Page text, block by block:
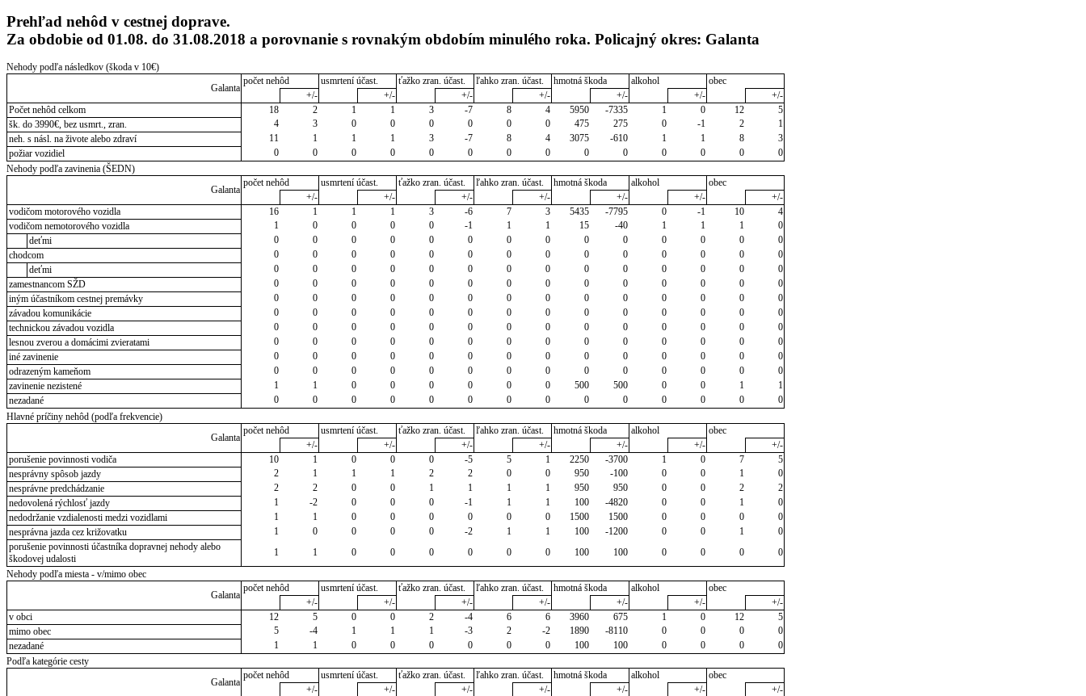
Prehľad nehôd v cestnej doprave.
Za obdobie od 01.08. do 31.08.2018 a porovnanie s rovnakým obdobím minulého roka. Policajný okres: Galanta
Nehody podľa následkov (škoda v 10€)
Galanta
počet nehôd usmrtení účast. ťažko zran. účast. ľahko zran. účast. hmotná škoda alkohol
obec
+/-
+/- +/- +/- +/- +/-
+/-
Počet nehôd celkom
18 2 1 1 3 -7 8 4 5950 -7335 1 0 12
5
šk. do 3990€, bez usmrt., zran.
4 3 0 0 0 0 0 0 475 275 0 -1 2
1
neh. s násl. na živote alebo zdraví
11 1 1 1 3 -7 8 4 3075 -610 1 1 8
3
požiar vozidiel
0 0 0 0 0 0 0 0 0 0 0 0 0
0
Nehody podľa zavinenia (ŠEDN)
Galanta
počet nehôd usmrtení účast. ťažko zran. účast. ľahko zran. účast. hmotná škoda alkohol
obec
+/-
+/- +/- +/- +/- +/-
+/-
vodičom motorového vozidla
16 1 1 1 3 -6 7 3 5435 -7795 0 -1 10
4
vodičom nemotorového vozidla
1 0 0 0 0 -1 1 1 15 -40 1 1 1
0
deťmi
0 0 0 0 0 0 0 0 0 0 0 0 0
0
chodcom
0 0 0 0 0 0 0 0 0 0 0 0 0
0
deťmi
0 0 0 0 0 0 0 0 0 0 0 0 0
0
zamestnancom SŽD
0 0 0 0 0 0 0 0 0 0 0 0 0
0
iným účastníkom cestnej premávky
0 0 0 0 0 0 0 0 0 0 0 0 0
0
závadou komunikácie
0 0 0 0 0 0 0 0 0 0 0 0 0
0
technickou závadou vozidla
0 0 0 0 0 0 0 0 0 0 0 0 0
0
lesnou zverou a domácimi zvieratami
0 0 0 0 0 0 0 0 0 0 0 0 0
0
iné zavinenie
0 0 0 0 0 0 0 0 0 0 0 0 0
0
odrazeným kameňom
0 0 0 0 0 0 0 0 0 0 0 0 0
0
zavinenie nezistené
1 1 0 0 0 0 0 0 500 500 0 0 1
1
nezadané
0 0 0 0 0 0 0 0 0 0 0 0 0
0
Hlavné príčiny nehôd (podľa frekvencie)
Galanta
počet nehôd usmrtení účast. ťažko zran. účast. ľahko zran. účast. hmotná škoda alkohol
obec
+/-
+/- +/- +/- +/- +/-
+/-
porušenie povinnosti vodiča
10 1 0 0 0 -5 5 1 2250 -3700 1 0 7
5
nesprávny spôsob jazdy
2 1 1 1 2 2 0 0 950 -100 0 0 1
0
nesprávne predchádzanie
2 2 0 0 1 1 1 1 950 950 0 0 2
2
nedovolená rýchlosť jazdy
1 -2 0 0 0 -1 1 1 100 -4820 0 0 1
0
nedodržanie vzdialenosti medzi vozidlami
1 1 0 0 0 0 0 0 1500 1500 0 0 0
0
nesprávna jazda cez križovatku
1 0 0 0 0 -2 1 1 100 -1200 0 0 1
0
porušenie povinnosti účastníka dopravnej nehody alebo
škodovej udalosti
1 1 0 0 0 0 0 0 100 100 0 0 0
0
Nehody podľa miesta - v/mimo obec
Galanta
počet nehôd usmrtení účast. ťažko zran. účast. ľahko zran. účast. hmotná škoda alkohol
obec
+/-
+/- +/- +/- +/- +/-
+/-
v obci
12 5 0 0 2 -4 6 6 3960 675 1 0 12
5
mimo obec
5 -4 1 1 1 -3 2 -2 1890 -8110 0 0 0
0
nezadané
1 1 0 0 0 0 0 0 100 100 0 0 0
0
Podľa kategórie cesty
Galanta
počet nehôd usmrtení účast. ťažko zran. účast. ľahko zran. účast. hmotná škoda alkohol
obec
+/-
+/- +/- +/- +/- +/-
+/-